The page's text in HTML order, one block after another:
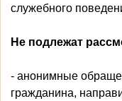
служебного
Не подлежат
- анонимные
гражданина,